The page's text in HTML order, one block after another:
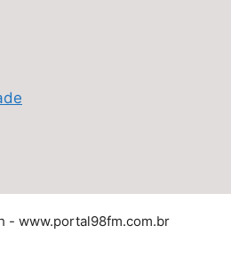
- www.portal98fm.com.br